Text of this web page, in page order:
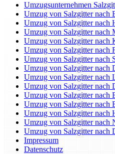
Umzugsunternehmen
Umzug von Salzgitter nach
Umzug von Salzgitter nach
Umzug von Salzgitter nach
Umzug von Salzgitter nach
Umzug von Salzgitter nach
Umzug von Salzgitter nach
Umzug von Salzgitter nach
Umzug von Salzgitter nach
Umzug von Salzgitter nach
Umzug von Salzgitter nach
Umzug von Salzgitter nach
Umzug von Salzgitter nach
Umzug von Salzgitter nach
Umzug von Salzgitter nach
Impressum
Datenschutz